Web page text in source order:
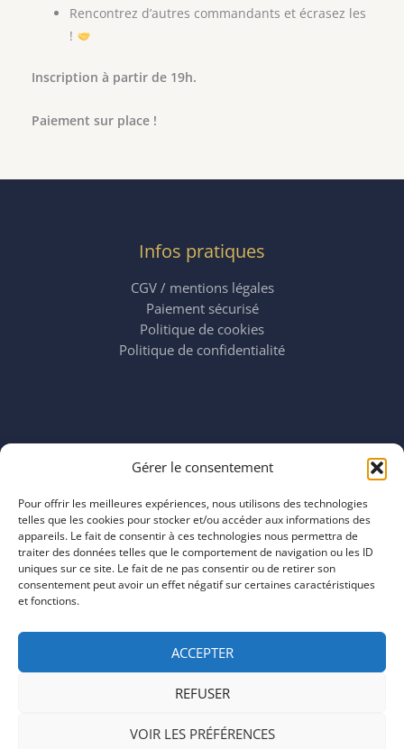
Gérer le consentement
Pour offrir les meilleures expériences, nous utilisons des technologies
telles que les cookies pour stocker et/ou accéder aux informations des
appareils. Le fait de consentir à ces technologies nous permettra de
traiter des données telles que le comportement de navigation ou les ID
uniques sur ce site. Le fait de ne pas consentir ou de retirer son
consentement peut avoir un effet négatif sur certaines caractéristiques
et fonctions.
ACCEPTER
REFUSER
VOIR LES PRÉFÉRENCES
Rencontrez d’autres commandants et écrasez les
!
Inscription à partir de 19h.
Paiement sur place !
Infos pratiques
CGV / mentions légales
Paiement sécurisé
Politique de cookies
Politique de confidentialité
mardi 11:00–23:00
jeudi 11:00–23:00
vendredi 11:00–23:00
samedi 11:00–20:00
dimanche 11:00–20:00